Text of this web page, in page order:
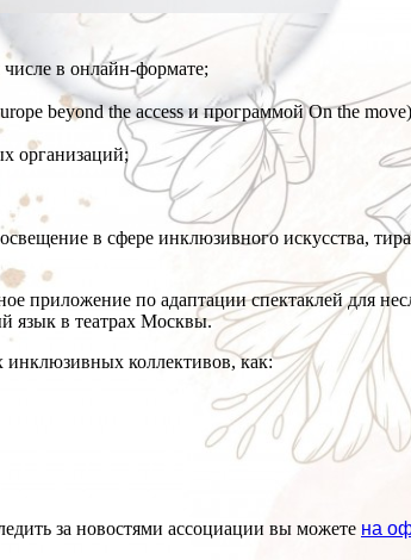
в онлайн-формате;
beyond the access и программой On the
организаций;
в сфере инклюзивного искусства,
приложение по адаптации спектаклей для
язык в театрах Москвы.
инклюзивных коллективов, как:
за новостями ассоциации вы можете на